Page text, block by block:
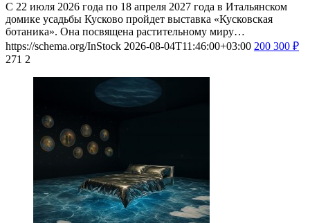
С 22 июля 2026 года по 18 апреля 2027 года в Итальянском
домике усадьбы Кусково пройдет выставка «Кусковская
ботаника». Она посвящена растительному миру…
https://schema.org/InStock 2026-08-04T11:46:00+03:00 200 300 ₽
271 2